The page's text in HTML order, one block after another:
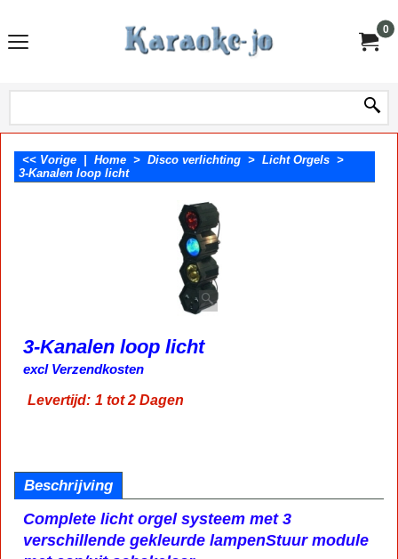
0
<< Vorige Home > Disco verlichting > Licht Orgels >
3-Kanalen loop licht
3-Kanalen loop licht
€28.50 incl BTW
excl Verzendkosten
Beschrijving
Complete licht orgel systeem met 3